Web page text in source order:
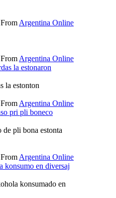
From Argentina Online
From Argentina Online
la estonaron
la estonton
From Argentina Online
pri pli boneco
pli bona estonta
From Argentina Online
konsumo en diversaj
konsumado en